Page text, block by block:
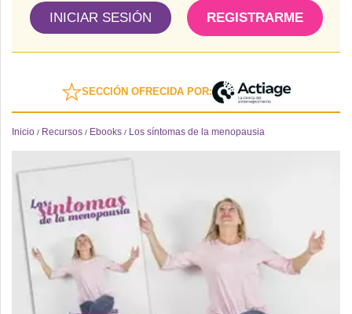
INICIAR SESIÓN REGISTRARME
SECCIÓN OFRECIDA POR:
Inicio / Recursos / Ebooks / Los síntomas de la menopausia